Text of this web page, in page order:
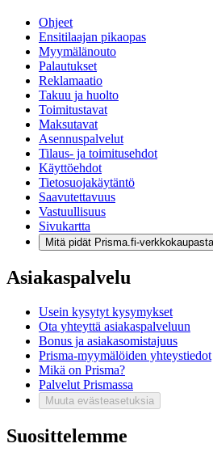
Ohjeet
Ensitilaajan pikaopas
Myymälänouto
Palautukset
Reklamaatio
Takuu ja huolto
Toimitustavat
Maksutavat
Asennuspalvelut
Tilaus- ja toimitusehdot
Käyttöehdot
Tietosuojakäytäntö
Saavutettavuus
Vastuullisuus
Sivukartta
Mitä pidät Prisma.fi-
Asiakaspalvelu
Usein kysytyt kysymykset
Ota yhteyttä asiakaspalveluun
Bonus ja asiakasomistajuus
Prisma-myymälöiden yhteystiedot
Mikä on Prisma?
Palvelut Prismassa
Muuta evästeasetuksia
Suosittelemme